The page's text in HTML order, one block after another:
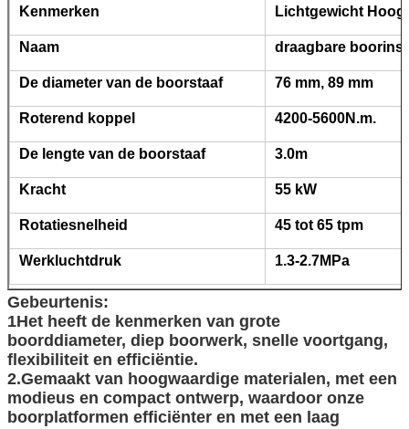
Kenmerken Lichtgewicht
Naam draagbare
De diameter van de boorstaaf 76 mm, 89 mm
Roterend koppel 4200-5600N.m.
De lengte van de boorstaaf 3.0m
Kracht 55 kW
Rotatiesnelheid 45 tot 65 tpm
Werkluchtdruk 1.3-2.7MPa
Gebeurtenis:
1Het heeft de kenmerken van grote
boorddiameter, diep boorwerk, snelle voortgang,
flexibiliteit en efficiëntie.
2.Gemaakt van hoogwaardige materialen, met een
modieus en compact ontwerp, waardoor onze
boorplatformen efficiënter en met een laag